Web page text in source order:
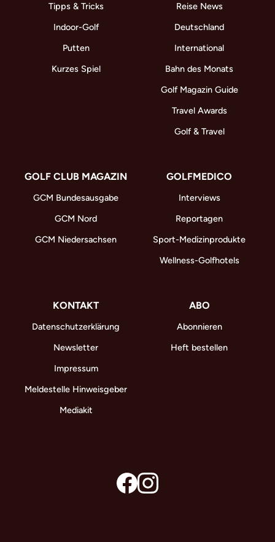
Tipps & Tricks
Indoor-Golf
Putten
Kurzes Spiel
Reise News
Deutschland
International
Bahn des Monats
Golf Magazin Guide
Travel Awards
Golf & Travel
GOLF CLUB MAGAZIN
GCM Bundesausgabe
GCM Nord
GCM Niedersachsen
GOLFMEDICO
Interviews
Reportagen
Sport-Medizinprodukte
Wellness-Golfhotels
KONTAKT
Datenschutzerklärung
Newsletter
Impressum
Meldestelle Hinweisgeber
Mediakit
ABO
Abonnieren
Heft bestellen